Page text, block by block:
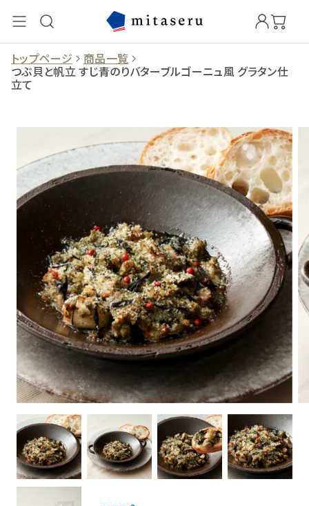
トップページ 商品一覧
つぶ貝と帆立 すじ青のりバターブルゴーニュ風 グラタン仕
立て